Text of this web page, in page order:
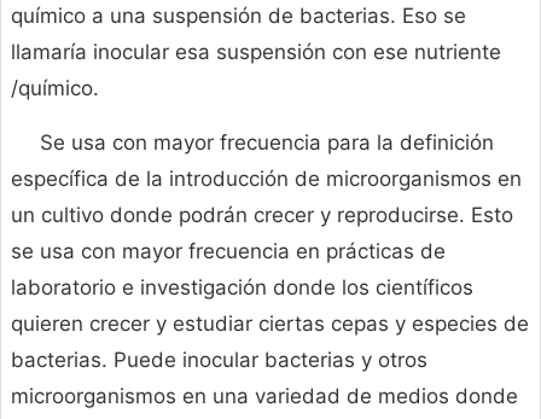
químico a una suspensión de bacterias. Eso se
llamaría inocular esa suspensión con ese nutriente
/químico.
Se usa con mayor frecuencia para la definición
específica de la introducción de microorganismos en
un cultivo donde podrán crecer y reproducirse. Esto
se usa con mayor frecuencia en prácticas de
laboratorio e investigación donde los científicos
quieren crecer y estudiar ciertas cepas y especies de
bacterias. Puede inocular bacterias y otros
microorganismos en una variedad de medios donde